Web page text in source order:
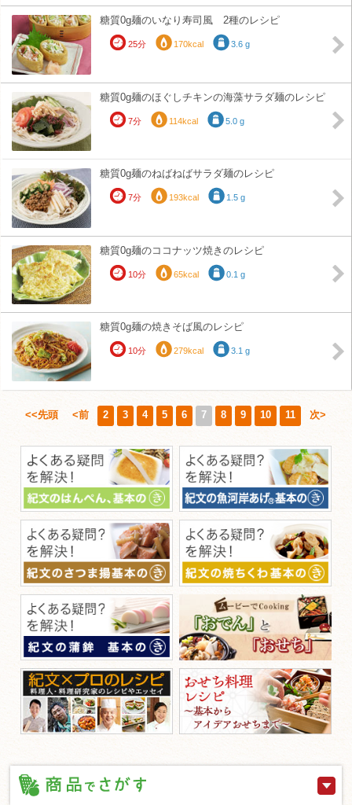
糖質0g麺のいなり寿司風 2種のレシピ
25分 170kcal 3.6 g
糖質0g麺のほぐしチキンの海藻サラダ麺のレシピ
7分 114kcal 5.0 g
糖質0g麺のねばねばサラダ麺のレシピ
7分 193kcal 1.5 g
糖質0g麺のココナッツ焼きのレシピ
10分 65kcal 0.1 g
糖質0g麺の焼きそば風のレシピ
10分 279kcal 3.1 g
<<先頭 <前 2 3 4 5 6 7 8 9 10 11 次>